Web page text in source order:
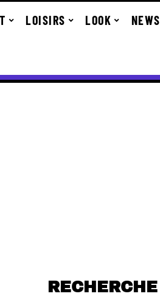
LOISIRS LOOK NEWS
RECHERCHE